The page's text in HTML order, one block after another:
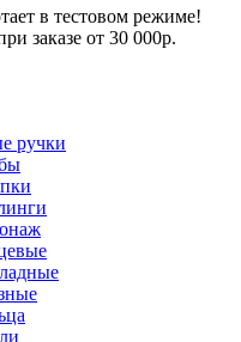
в тестовом режиме!
заказе от 30 000р.
ручки